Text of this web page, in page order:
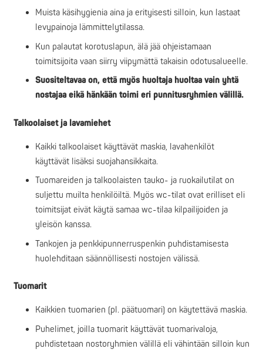
Muista käsihygienia aina ja erityisesti silloin, kun lastaat
levypainoja lämmittelytilassa.
Kun palautat korotuslapun, älä jää ohjeistamaan
toimitsijoita vaan siirry viipymättä takaisin odotusalueelle.
Suositeltavaa on, että myös huoltaja huoltaa vain yhtä
nostajaa eikä hänkään toimi eri punnitusryhmien välillä.
Talkoolaiset ja lavamiehet
Kaikki talkoolaiset käyttävät maskia, lavahenkilöt
käyttävät lisäksi suojahansikkaita.
Tuomareiden ja talkoolaisten tauko- ja ruokailutilat on
suljettu muilta henkilöiltä. Myös wc-tilat ovat erilliset eli
toimitsijat eivät käytä samaa wc-tilaa kilpailijoiden ja
yleisön kanssa.
Tankojen ja penkkipunnerruspenkin puhdistamisesta
huolehditaan säännöllisesti nostojen välissä.
Tuomarit
Kaikkien tuomarien (pl. päätuomari) on käytettävä maskia.
Puhelimet, joilla tuomarit käyttävät tuomarivaloja,
puhdistetaan nostoryhmien välillä eli vähintään silloin kun